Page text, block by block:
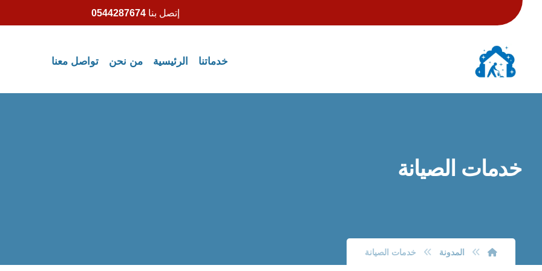
إتصل بنا 0544287674
خدماتنا الرئيسية من نحن تواصل معنا
خدمات الصيانة
المدونة خدمات الصيانة